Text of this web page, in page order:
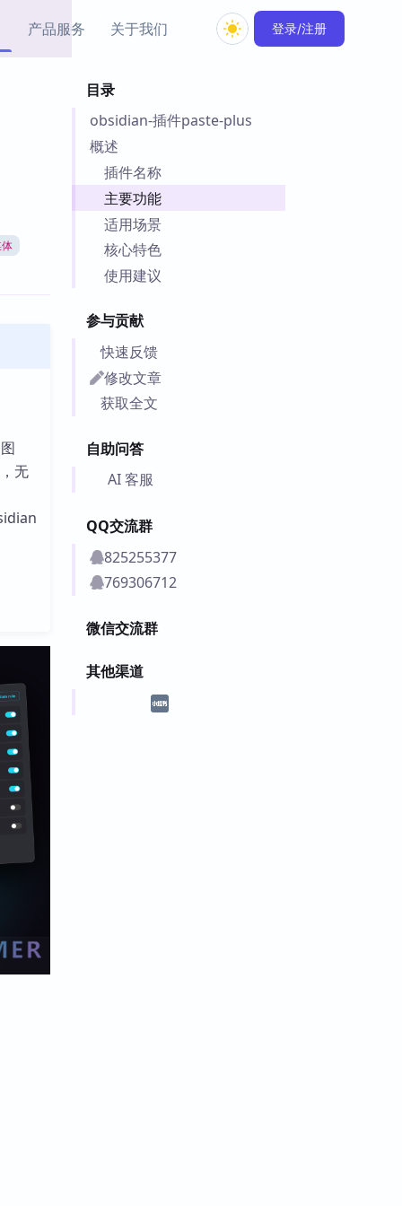
产品服务
Obsidian 教程
关于我们 登录/注册
目录
obsidian-插件paste-plus
概述
插件名称
主要功能
适用场景
核心特色
使用建议
参与贡献
快速反馈
修改文章
获取全文
自助问答
AI 客服
QQ交流群
825255377
769306712
微信交流群
其他渠道
体
无